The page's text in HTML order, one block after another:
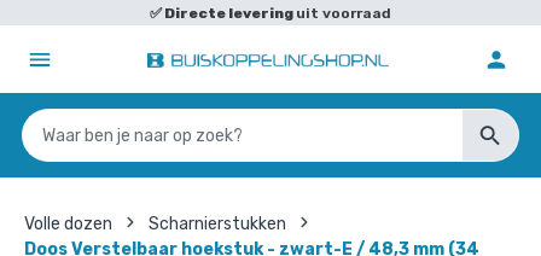
✅Directe levering uit voorraad
Volle dozen
Scharnierstukken
Doos Verstelbaar hoekstuk - zwart-E / 48,3 mm (34